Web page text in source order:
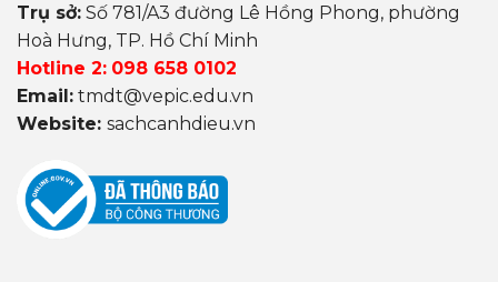
Trụ sở: Số 781/A3 đường Lê Hồng Phong, phường
Hoà Hưng, TP. Hồ Chí Minh
Hotline 2: 098 658 0102
Email: tmdt@vepic.edu.vn
Website: sachcanhdieu.vn